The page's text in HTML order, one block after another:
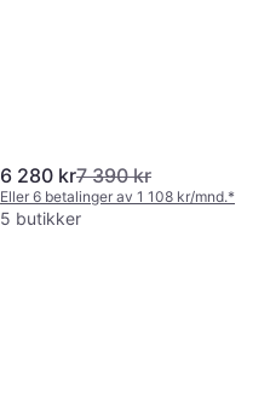
6 280 kr7 390 kr
Eller 6 betalinger av 1 108 kr/mnd.*
5 butikker